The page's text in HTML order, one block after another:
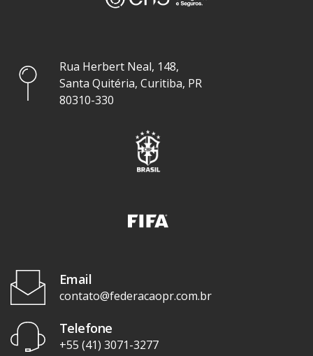
Rua Herbert Neal, 148,
Santa Quitéria, Curitiba, PR
80310-330
Email
contato@federacaopr.com.br
Telefone
+55 (41) 3071-3277